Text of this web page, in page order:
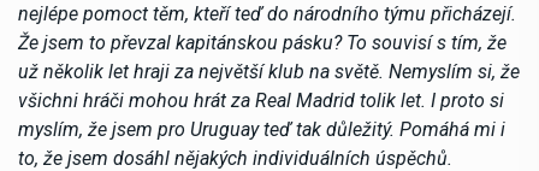
nejlépe pomoct těm, kteří teď do národního týmu přicházejí.
Že jsem to převzal kapitánskou pásku? To souvisí s tím, že
už několik let hraji za největší klub na světě. Nemyslím si, že
všichni hráči mohou hrát za Real Madrid tolik let. I proto si
myslím, že jsem pro Uruguay teď tak důležitý. Pomáhá mi i
to, že jsem dosáhl nějakých individuálních úspěchů.